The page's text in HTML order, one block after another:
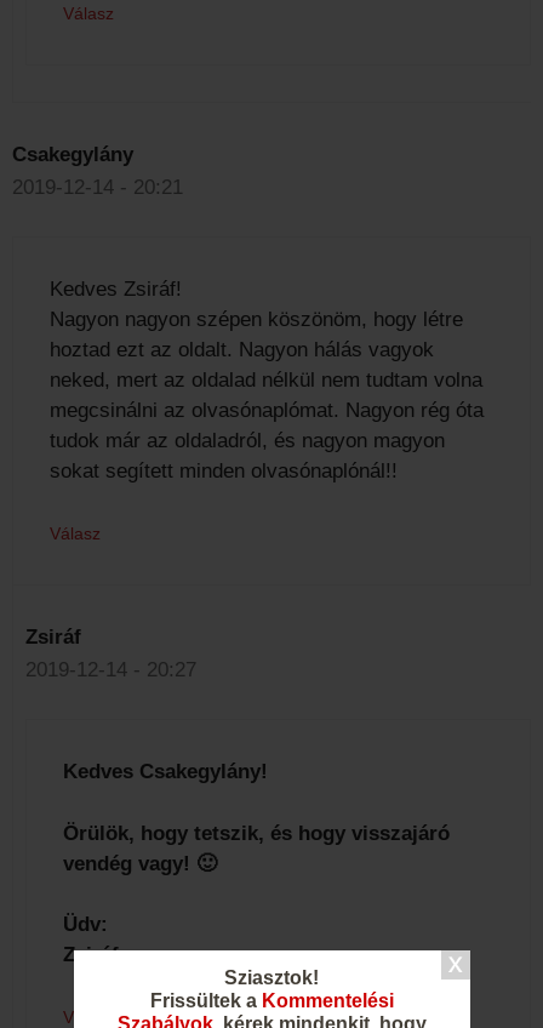
Sziasztok!
Frissültek a Kommentelési
Szabályok, kérek mindenkit, hogy
Válasz
Csakegylány
2019-12-14 - 20:21
Kedves Zsiráf!
Nagyon nagyon szépen köszönöm, hogy létre
hoztad ezt az oldalt. Nagyon hálás vagyok
neked, mert az oldalad nélkül nem tudtam volna
megcsinálni az olvasónaplómat. Nagyon rég óta
tudok már az oldaladról, és nagyon magyon
sokat segített minden olvasónaplónál!!
Válasz
Zsiráf
2019-12-14 - 20:27
Kedves Csakegylány!
Örülök, hogy tetszik, és hogy visszajáró
vendég vagy! 🙂
Üdv:
Zsiráf
Válasz